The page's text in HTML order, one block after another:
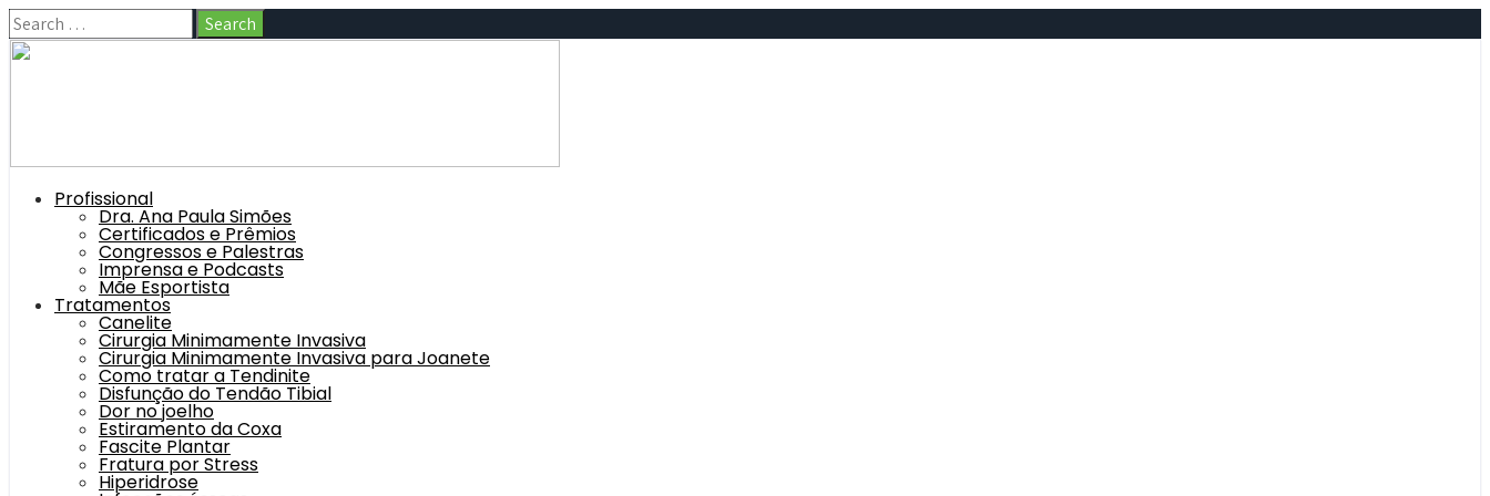
Profissional
Dra. Ana Paula Simões
Certificados e Prêmios
Congressos e Palestras
Imprensa e Podcasts
Mãe Esportista
Tratamentos
Canelite
Cirurgia Minimamente Invasiva
Cirurgia Minimamente Invasiva para Joanete
Como tratar a Tendinite
Disfunção do Tendão Tibial
Dor no joelho
Estiramento da Coxa
Fascite Plantar
Fratura por Stress
Hiperidrose